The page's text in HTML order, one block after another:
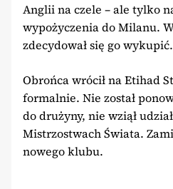
Anglii na czele – ale tylko
wypożyczenia do Milanu.
zdecydował się go wykupić.
Obrońca wrócił na Etihad
formalnie. Nie został
do drużyny, nie wziął
Mistrzostwach Świata.
nowego klubu.